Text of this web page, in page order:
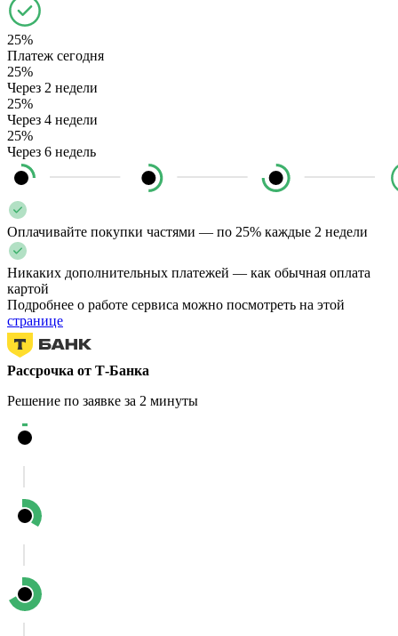
25%
Платеж сегодня
25%
Через 2 недели
25%
Через 4 недели
25%
Через 6 недель
Оплачивайте покупки частями — по 25% каждые 2 недели
Никаких дополнительных платежей — как обычная оплата
картой
Подробнее о работе сервиса можно посмотреть на этой
странице
Рассрочка от Т-Банка
Решение по заявке за 2 минуты